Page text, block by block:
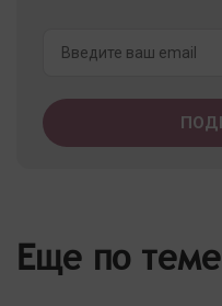
Еще по теме